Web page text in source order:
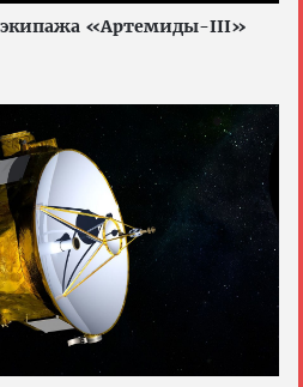
экипажа «Артемиды-III»